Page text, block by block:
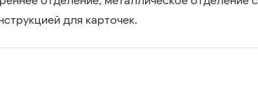
для карточек.